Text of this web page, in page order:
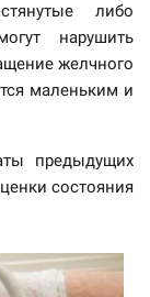
либо
нарушить
желчного
маленьким и
предыдущих
состояния